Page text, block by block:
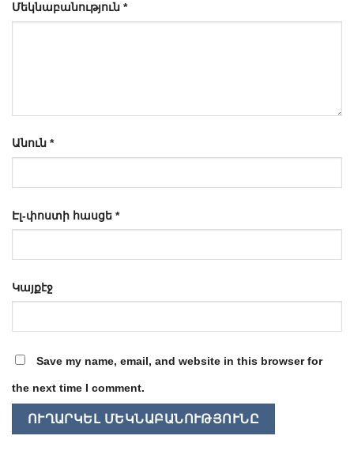
Մեկնաբանություն *
Անուն *
Էլ-փոստի հասցե *
Կայքէջ
Save my name, email, and website in this browser for
the next time I comment.